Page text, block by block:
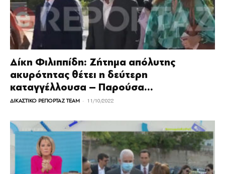
Δίκη Φιλιππίδη: Ζήτημα απόλυτης
ακυρότητας θέτει η δεύτερη
καταγγέλλουσα – Παρούσα...
ΔΙΚΑΣΤΙΚΟ ΡΕΠΟΡΤΑΖ TEAM - 11/10/2022